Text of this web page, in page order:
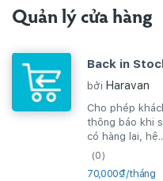
Quản lý cửa hàng
Back in
bởi Haravan
Cho phép
thông báo khi
có hàng lại,
(0)
70,000₫/tháng